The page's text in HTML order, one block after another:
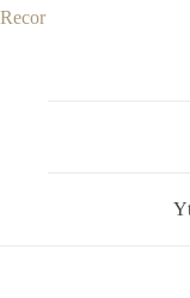
Recor